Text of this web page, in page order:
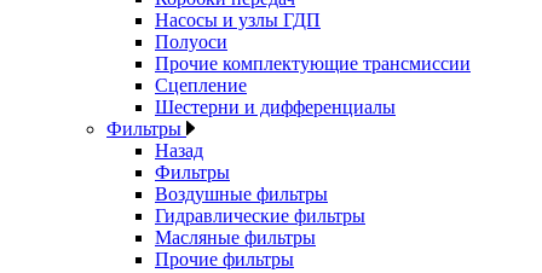
Насосы и узлы ГДП
Полуоси
Прочие комплектующие трансмиссии
Сцепление
Шестерни и дифференциалы
Фильтры
Назад
Фильтры
Воздушные фильтры
Гидравлические фильтры
Масляные фильтры
Прочие фильтры